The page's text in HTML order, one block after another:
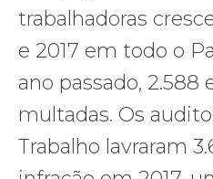
trabalhadoras
e 2017 em todo o
ano passado, 2.588
multadas. Os
Trabalho lavraram